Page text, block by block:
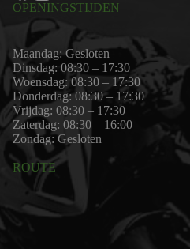
OPENINGSTIJDEN
Maandag: Gesloten
Dinsdag: 08:30 – 17:30
Woensdag: 08:30 – 17:30
Donderdag: 08:30 – 17:30
Vrijdag: 08:30 – 17:30
Zaterdag: 08:30 – 16:00
Zondag: Gesloten
ROUTE